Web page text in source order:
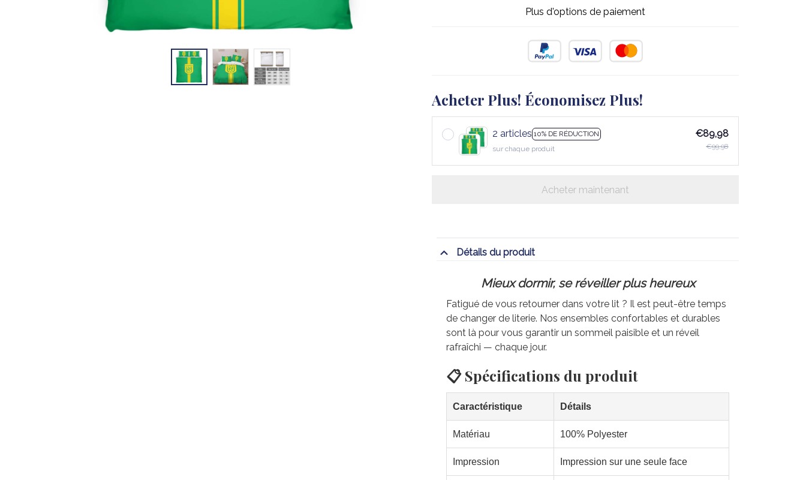
Plus d'options de paiement
Acheter Plus! Économisez Plus!
2 articles 10% DE RÉDUCTION
sur chaque produit
€89,98
€99,98
Acheter maintenant
Détails du produit
Mieux dormir, se réveiller plus heureux
Fatigué de vous retourner dans votre lit ? Il est peut-être temps
de changer de literie. Nos ensembles confortables et durables
sont là pour vous garantir un sommeil paisible et un réveil
rafraîchi — chaque jour.
📋 Spécifications du produit
Caractéristique Détails
Matériau 100% Polyester
Impression Impression sur une seule face